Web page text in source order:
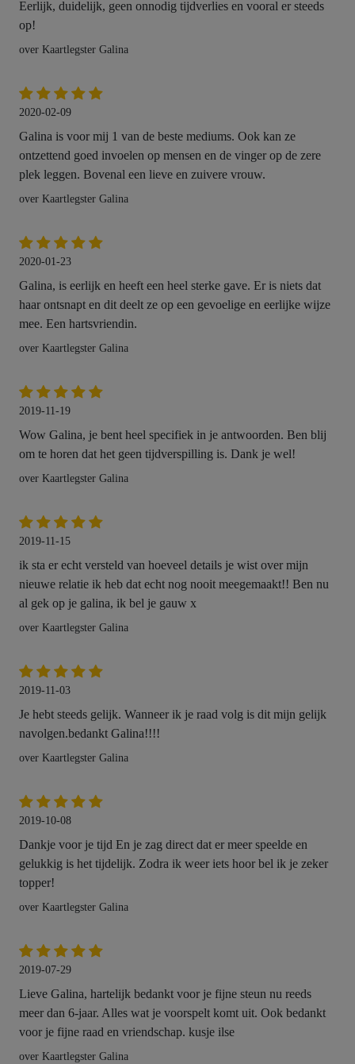
Eerlijk, duidelijk, geen onnodig tijdverlies en vooral er steeds
op!
over Kaartlegster Galina
2020-02-09
Galina is voor mij 1 van de beste mediums. Ook kan ze
ontzettend goed invoelen op mensen en de vinger op de zere
plek leggen. Bovenal een lieve en zuivere vrouw.
over Kaartlegster Galina
2020-01-23
Galina, is eerlijk en heeft een heel sterke gave. Er is niets dat
haar ontsnapt en dit deelt ze op een gevoelige en eerlijke wijze
mee. Een hartsvriendin.
over Kaartlegster Galina
2019-11-19
Wow Galina, je bent heel specifiek in je antwoorden. Ben blij
om te horen dat het geen tijdverspilling is. Dank je wel!
over Kaartlegster Galina
2019-11-15
ik sta er echt versteld van hoeveel details je wist over mijn
nieuwe relatie ik heb dat echt nog nooit meegemaakt!! Ben nu
al gek op je galina, ik bel je gauw x
over Kaartlegster Galina
2019-11-03
Je hebt steeds gelijk. Wanneer ik je raad volg is dit mijn gelijk
navolgen.bedankt Galina!!!!
over Kaartlegster Galina
2019-10-08
Dankje voor je tijd En je zag direct dat er meer speelde en
gelukkig is het tijdelijk. Zodra ik weer iets hoor bel ik je zeker
topper!
over Kaartlegster Galina
2019-07-29
Lieve Galina, hartelijk bedankt voor je fijne steun nu reeds
meer dan 6-jaar. Alles wat je voorspelt komt uit. Ook bedankt
voor je fijne raad en vriendschap. kusje ilse
over Kaartlegster Galina